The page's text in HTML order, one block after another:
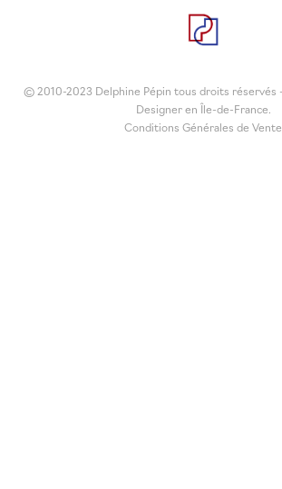
© 2010-2023 Delphine Pépin tous droits réservés
Designer en Île-de-France.
Conditions Générales de Vente